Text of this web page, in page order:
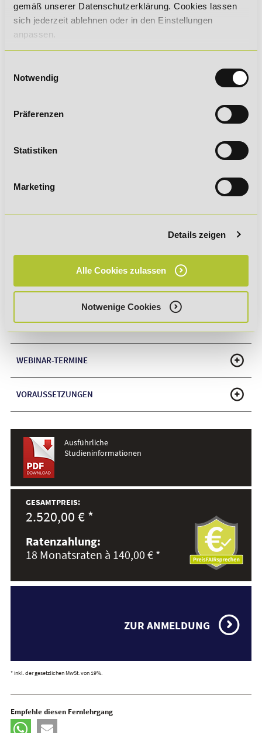
gemäß unserer Datenschutzerklärung. Cookies lassen
sich jederzeit ablehnen oder in den Einstellungen
anpassen.
Notwendig
Präferenzen
Statistiken
Marketing
Details zeigen
Alle Cookies zulassen
Notwenige Cookies
EMPFOHLENE WEITERBILDUNGEN
Du erwirbst eine hochwertige Qualifikation, die dir viele
branchenanerkannter Abschluss
VERKÜRZTES HOCHSCHULSTUDIUM - SO
FUNKTIONIERT'S!
WEBINAR-TERMINE
VORAUSSETZUNGEN
Ausführliche
Studieninformationen
GESAMTPREIS:
2.520,00 € *
Ratenzahlung:
18 Monatsraten à 140,00 € *
ZUR ANMELDUNG
* inkl. der gesetzlichen MwSt. von 19%.
Empfehle diesen Fernlehrgang